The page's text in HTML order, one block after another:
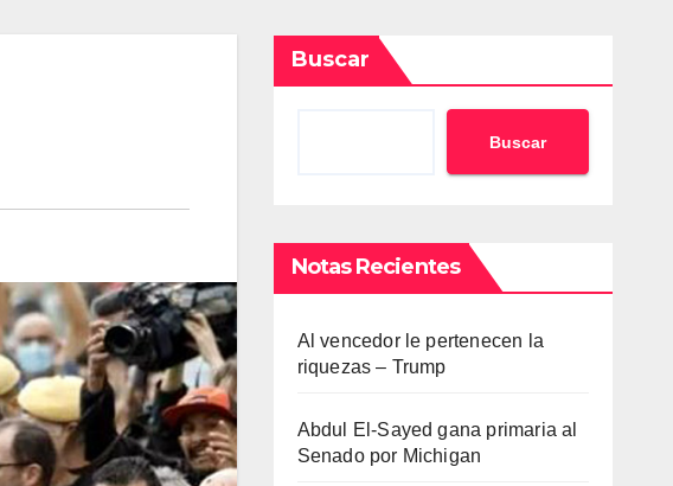
Buscar
Buscar
Notas Recientes
Al vencedor le pertenecen la
riquezas – Trump
Abdul El-Sayed gana primaria al
Senado por Michigan